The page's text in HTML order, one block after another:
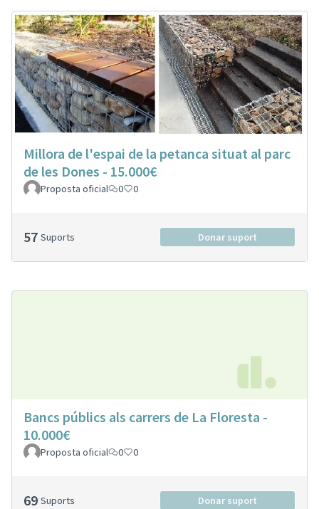
Millora de l'espai de la petanca situat al parc
de les Dones - 15.000€
Proposta oficial 0 0
57 Suports Donar suport
Bancs públics als carrers de La Floresta -
10.000€
Proposta oficial 0 0
69 Suports Donar suport